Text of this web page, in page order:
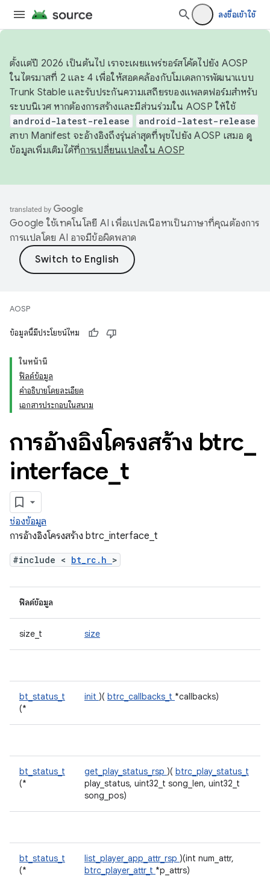
ลงชื่อเข้าใช้
ตั้งแต่ปี 2026 เป็นต้นไป เราจะเผยแพร่ซอร์สโค้ดไปยัง AOSP
ในไตรมาสที่ 2 และ 4 เพื่อให้สอดคล้องกับโมเดลการพัฒนาแบบ
Trunk Stable และรับประกันความเสถียรของแพลตฟอร์มสำหรับ
ระบบนิเวศ หากต้องการสร้างและมีส่วนร่วมใน AOSP ให้ใช้
android-latest-release android-latest-release
สาขา Manifest จะอ้างอิงถึงรุ่นล่าสุดที่พุชไปยัง AOSP เสมอ ดู
ข้อมูลเพิ่มเติมได้ที่การเปลี่ยนแปลงใน AOSP
Google ใช้เทคโนโลยี AI เพื่อแปลเนื้อหาเป็นภาษาที่คุณต้องการ
การแปลโดย AI อาจมีข้อผิดพลาด
AOSP
ข้อมูลนี้มีประโยชน์ไหม
ในหน้านี้
ฟิลด์ข้อมูล
คำอธิบายโดยละเอียด
เอกสารประกอบในสนาม
การอ้างอิงโครงสร้าง btrc
interface t
ช่องข้อมูล
การอ้างอิงโครงสร้าง btrc_interface_t
#include < bt_rc.h >
ฟิลด์ข้อมูล
size_t size
bt_status_t
(*
init )( btrc_callbacks_t *callbacks)
bt_status_t
(*
get_play_status_rsp )( btrc_play_status_t
play_status, uint32_t song_len, uint32_t
song_pos)
bt_status_t
(*
list_player_app_attr_rsp )(int num_attr,
btrc_player_attr_t *p_attrs)